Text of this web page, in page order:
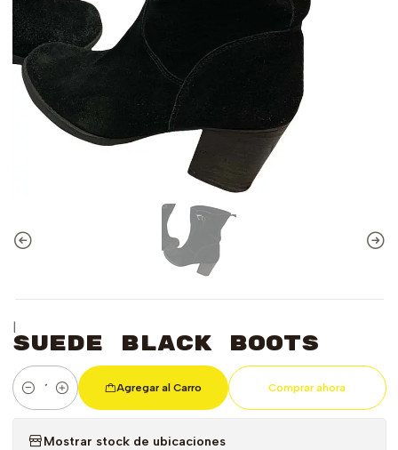
|
Suede Black Boots
Cantidad
Agregar al Carro Comprar ahora
Mostrar stock de ubicaciones